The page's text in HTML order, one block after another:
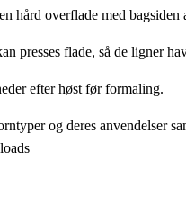
hård overflade med
presses flade, så de ligner
efter høst før formaling.
og deres anvendelser